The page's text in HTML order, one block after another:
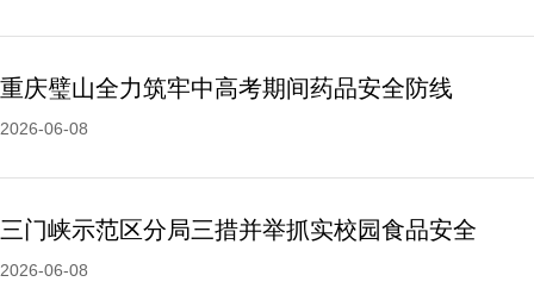
重庆璧山全力筑牢中高考期间药品安全防线
2026-06-08
三门峡示范区分局三措并举抓实校园食品安全
2026-06-08